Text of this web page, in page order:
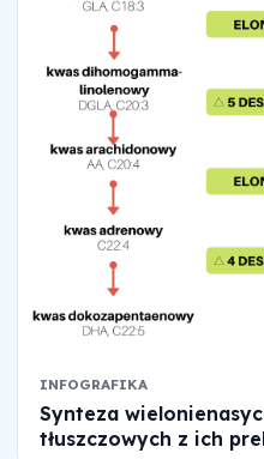
INFOGRAFIKA
Synteza
tłuszczowych z ich